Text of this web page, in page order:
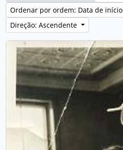
Ordenar por ordem: Data de início
Direção: Ascendente